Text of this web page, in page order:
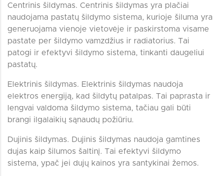
Centrinis šildymas. Centrinis šildymas yra plačiai
naudojama pastatų šildymo sistema, kurioje šiluma yra
generuojama vienoje vietovėje ir paskirstoma visame
pastate per šildymo vamzdžius ir radiatorius. Tai
patogi ir efektyvi šildymo sistema, tinkanti daugeliui
pastatų.
Elektrinis šildymas. Elektrinis šildymas naudoja
elektros energiją, kad šildytų patalpas. Tai paprasta ir
lengvai valdoma šildymo sistema, tačiau gali būti
brangi ilgalaikių sąnaudų požiūriu.
Dujinis šildymas. Dujinis šildymas naudoja gamtines
dujas kaip šilumos šaltinį. Tai efektyvi šildymo
sistema, ypač jei dujų kainos yra santykinai žemos.